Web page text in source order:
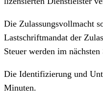
Die Zulassungsvollmacht
Lastschriftmandat der
Steuer werden im
Die Identifizierung und
Minuten.